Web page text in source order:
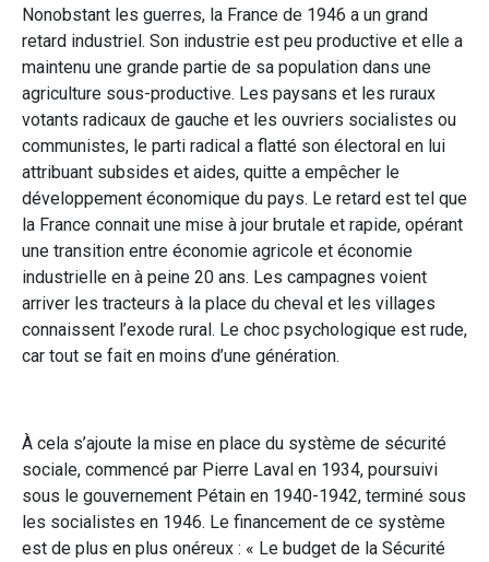
Nonobstant les guerres, la France de 1946 a un grand
retard industriel. Son industrie est peu productive et elle a
maintenu une grande partie de sa population dans une
agriculture sous-productive. Les paysans et les ruraux
votants radicaux de gauche et les ouvriers socialistes ou
communistes, le parti radical a flatté son électoral en lui
attribuant subsides et aides, quitte a empêcher le
développement économique du pays. Le retard est tel que
la France connait une mise à jour brutale et rapide, opérant
une transition entre économie agricole et économie
industrielle en à peine 20 ans. Les campagnes voient
arriver les tracteurs à la place du cheval et les villages
connaissent l’exode rural. Le choc psychologique est rude,
car tout se fait en moins d’une génération.
À cela s’ajoute la mise en place du système de sécurité
sociale, commencé par Pierre Laval en 1934, poursuivi
sous le gouvernement Pétain en 1940-1942, terminé sous
les socialistes en 1946. Le financement de ce système
est de plus en plus onéreux : « Le budget de la Sécurité